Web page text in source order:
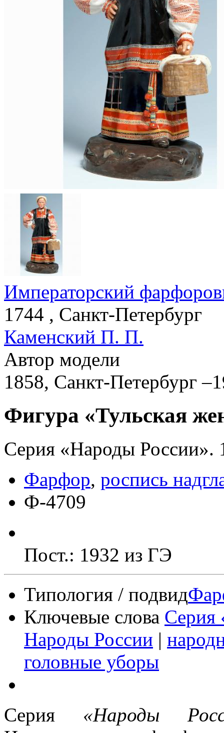
Императорский
1744 , Санкт-Петербург
Каменский П. П.
Автор модели
1858, Санкт-Петербург
Фигура «Тульская
Серия «Народы России».
Фарфор, роспись
Ф-4709
Пост.: 1932 из ГЭ
Типология / подвид
Ключевые слова Серия
Народы России |
головные уборы
Серия «Народы